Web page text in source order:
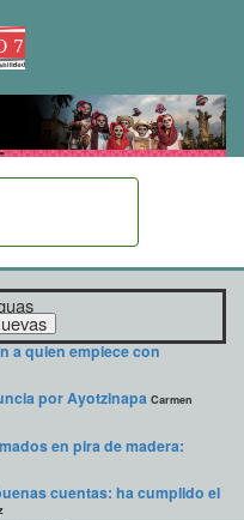
a quien empiece con
por Ayotzinapa Carmen
en pira de madera:
cuentas: ha cumplido el